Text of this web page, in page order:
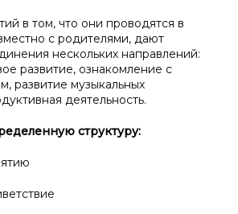
в том, что они проводятся в
с родителями, дают
нескольких направлений:
развитие, ознакомление с
развитие музыкальных
деятельность.
структуру: